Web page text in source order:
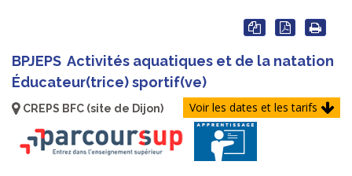
BPJEPS Activités aquatiques et de la natation
Éducateur(trice) sportif(ve)
Voir les dates et les tarifs
CREPS BFC (site de Dijon)